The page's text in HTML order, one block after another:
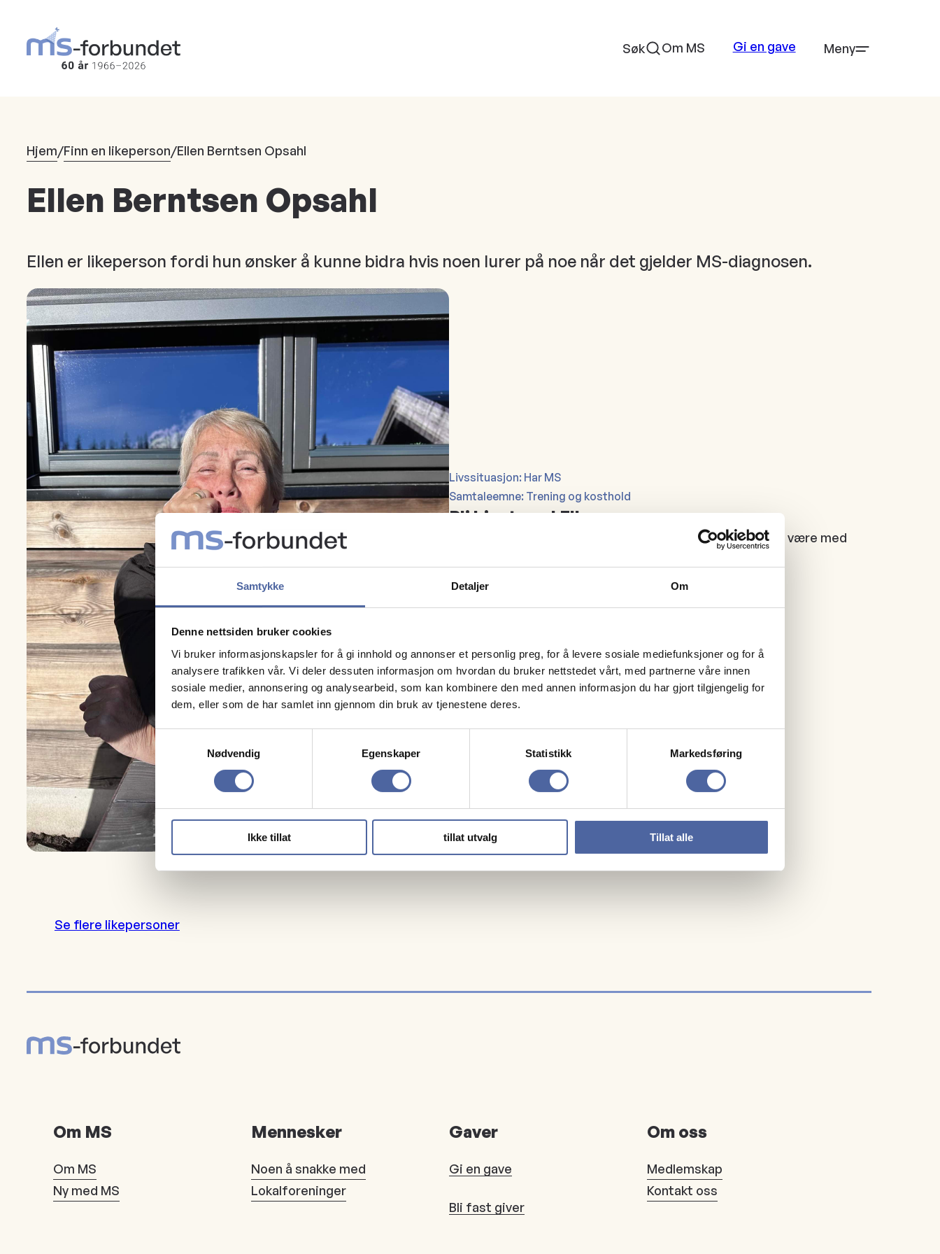
Samtykke Detaljer Om
Denne nettsiden bruker cookies
Vi bruker informasjonskapsler for å gi innhold og annonser et personlig preg, for å levere sosiale mediefunksjoner og for å
analysere trafikken vår. Vi deler dessuten informasjon om hvordan du bruker nettstedet vårt, med partnerne våre innen
sosiale medier, annonsering og analysearbeid, som kan kombinere den med annen informasjon du har gjort tilgjengelig for
dem, eller som de har samlet inn gjennom din bruk av tjenestene deres.
Samtykkevalg
Nødvendig
Egenskaper Statistikk Markedsføring
Ikke tillat tillat utvalg Tillat alle
hovedinnhold
Søk Om MS Gi en gave Meny
Hjem/Finn en likeperson/Ellen Berntsen Opsahl
Ellen Berntsen Opsahl
Ellen er likeperson fordi hun ønsker å kunne bidra hvis noen lurer på noe når det gjelder MS-diagnosen.
Livssituasjon: Har MS
Samtaleemne: Trening og kosthold
Bli kjent med Ellen
Jeg liker å strikke, jobbe i hagen, høre på musikk, lese og være med
65 år
Follo MS-forening
Se flere likepersoner
Om MS
Om MS
Ny med MS
Mennesker
Noen å snakke med
Lokalforeninger
Gaver
Gi en gave
Bli fast giver
Om oss
Medlemskap
Kontakt oss